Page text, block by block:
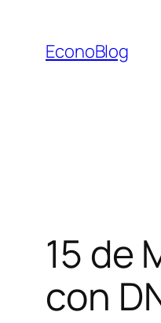
contenido
EconoBlog
15 de
con